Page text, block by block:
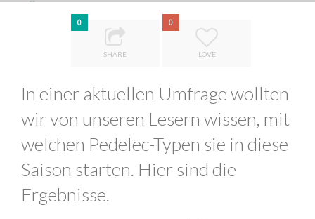
0
SHARE
0
LOVE
In einer aktuellen Umfrage wollten
wir von unseren Lesern wissen, mit
welchen Pedelec-Typen sie in diese
Saison starten. Hier sind die
Ergebnisse.